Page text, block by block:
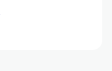
Fund - Big